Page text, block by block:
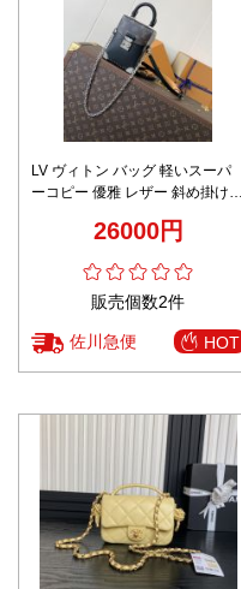
LV ヴィトン バッグ 軽いスーパ
ーコピー 優雅 レザー 斜め掛け
26000円
販売個数2件
佐川急便 HOT